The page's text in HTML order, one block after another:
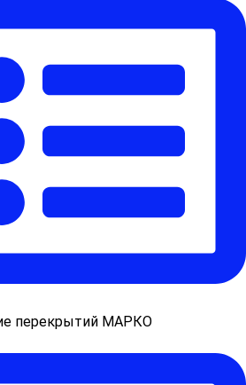
перекрытий МАРКО